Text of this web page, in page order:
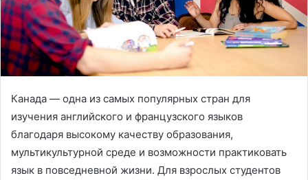
Канада — одна из самых популярных стран для
изучения английского и французского языков
благодаря высокому качеству образования,
мультикультурной среде и возможности практиковать
язык в повседневной жизни. Для взрослых студентов